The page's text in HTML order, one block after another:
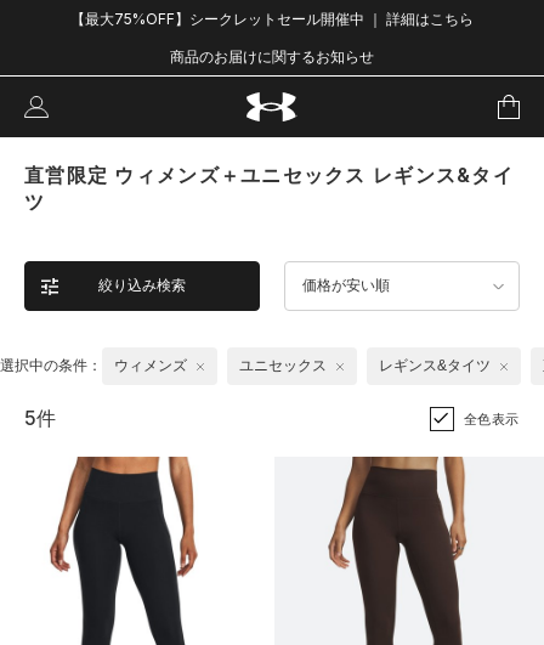
【最大75%OFF】シークレットセール開催中 ｜ 詳細はこちら
商品のお届けに関するお知らせ
直営限定 ウィメンズ＋ユニセックス レギンス&タイ
ツ
絞り込み検索 価格が安い順
選択中の条件： ウィメンズ ユニセックス レギンス&タイツ
5件 全色表示